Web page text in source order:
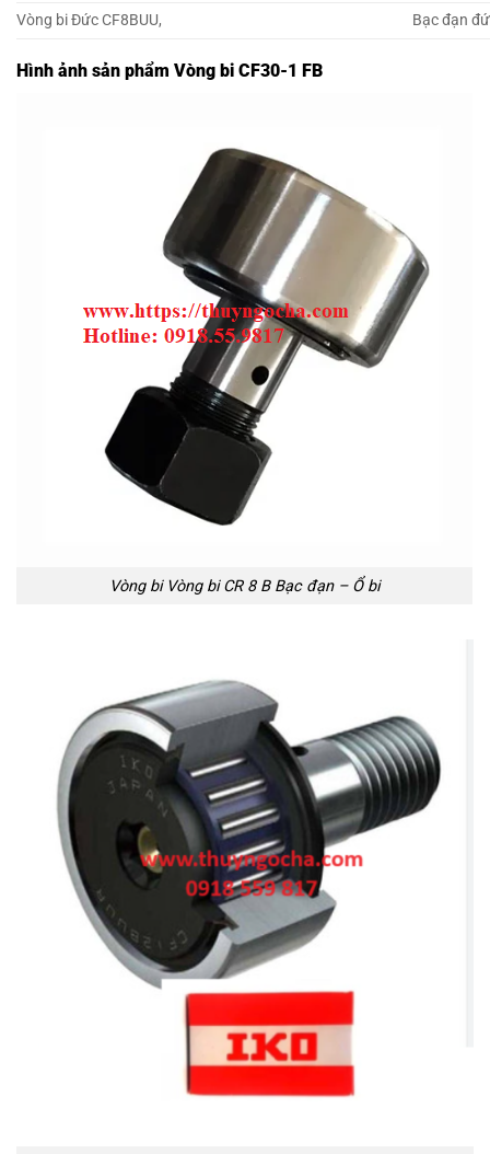
Vòng bi Đức CF8BUU,
Bạc đạn
Hình ảnh sản phẩm Vòng bi CF30-1 FB
Vòng bi Vòng bi CR 8 B Bạc đạn – Ổ bi